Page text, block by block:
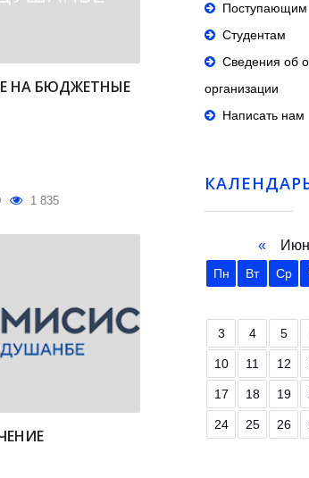
НА БЮДЖЕТНЫЕ
1 835
Поступающим
Студентам
Сведения об
организации
Написать нам
«
Пн Вт Ср
3 4 5
10 11 12
17 18 19
24 25 26